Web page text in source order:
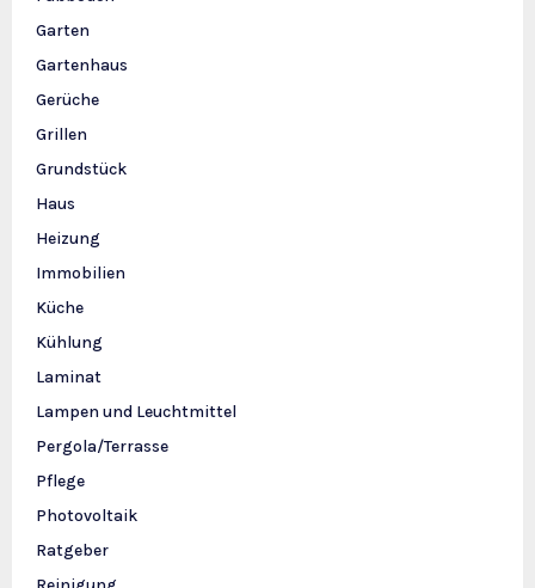
Garten
Gartenhaus
Gerüche
Grillen
Grundstück
Haus
Heizung
Immobilien
Küche
Kühlung
Laminat
Lampen und Leuchtmittel
Pergola/Terrasse
Pflege
Photovoltaik
Ratgeber